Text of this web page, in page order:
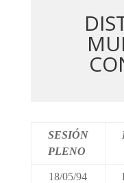
SESIÓN
PLENO
18/05/94